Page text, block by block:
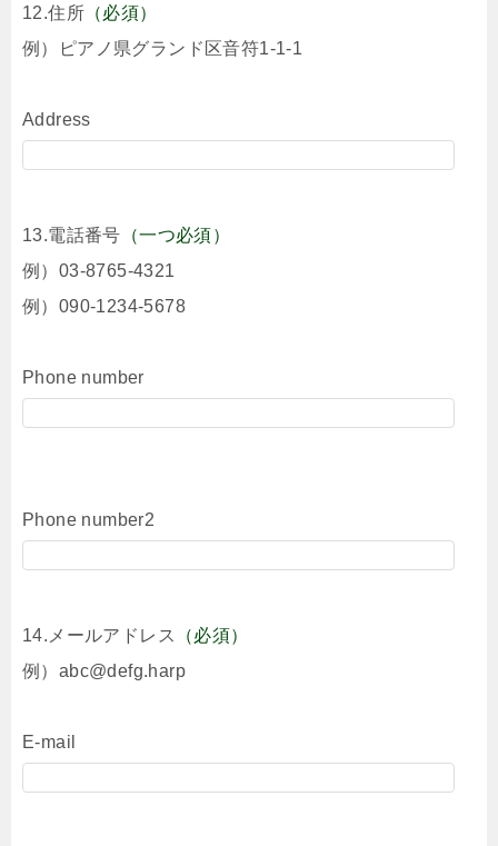
12.住所 （必須）
例）ピアノ県グランド区音符1-1-1
Address
13.電話番号 （一つ必須）
例）03-8765-4321
例）090-1234-5678
Phone number
Phone number2
14.メールアドレス
（必須）
例）abc@defg.harp
E-mail